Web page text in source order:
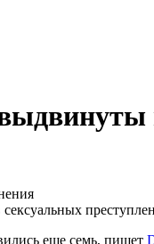
еще семь, пишет